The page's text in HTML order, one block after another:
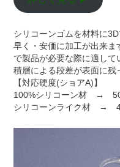
シリコーンゴムを材料に
早く・安価に加工が出来
で製品が必要な際に適して
積層による段差が表面に残
【対応硬度(ショアA)】
100%シリコーン材 →
シリコーンライク材 →